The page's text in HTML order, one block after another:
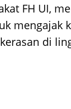
FH UI,
mengajak
di